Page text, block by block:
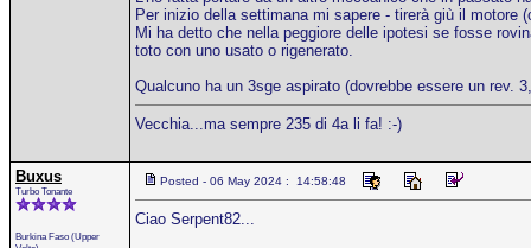
Per inizio della settimana mi sapere - tirerà giù il
Mi ha detto che nella peggiore delle ipotesi se fosse
toto con uno usato o rigenerato.
Qualcuno ha un 3sge aspirato (dovrebbe essere un rev.
Vecchia...ma sempre 235 di 4a li fa! :-)
Buxus
Turbo Tonante
Burkina Faso (Upper
Posted - 06 May 2024 : 14:58:48
Ciao Serpent82...